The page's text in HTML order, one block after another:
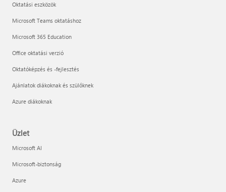
Oktatási eszközök
Microsoft Teams oktatáshoz
Microsoft 365 Education
Office oktatási verzió
Oktatóképzés és -fejlesztés
Ajánlatok diákoknak és szülőknek
Azure diákoknak
Üzlet
Microsoft AI
Microsoft-biztonság
Azure